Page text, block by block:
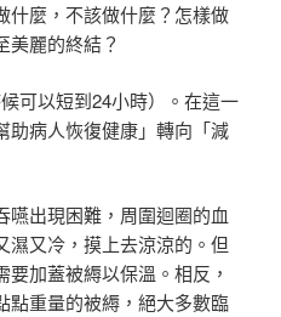
什麼，不該做什麼？怎樣做
美麗的終結？
可以短到24小時）。在這一
助病人恢復健康」轉向「減
嚥出現困難，周圍迴圈的血
濕又冷，摸上去涼涼的。但
加蓋被縟以保溫。相反，
點重量的被縟，絕大多數臨